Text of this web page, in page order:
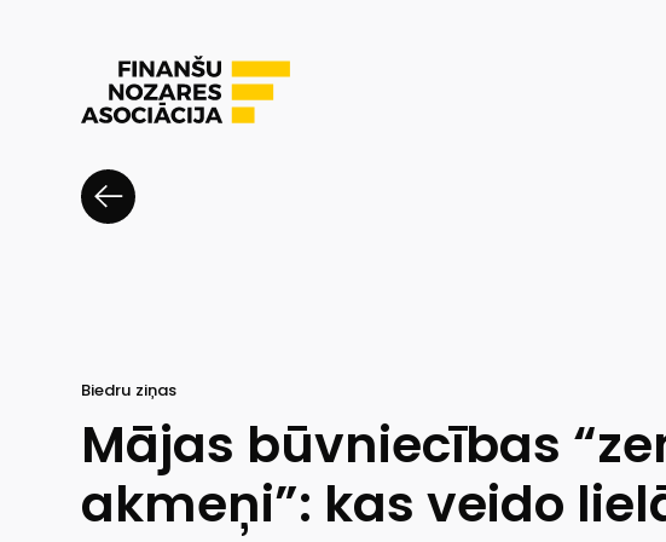
Biedru ziņas
Mājas būvniecības
akmeņi”: kas veido